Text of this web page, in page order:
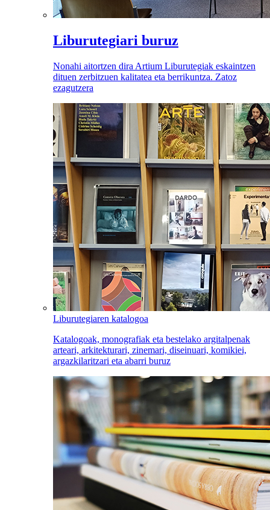
Liburutegiari buruz
Nonahi aitortzen dira Artium Liburutegiak eskaintzen
dituen zerbitzuen kalitatea eta berrikuntza. Zatoz
ezagutzera
Liburutegiaren katalogoa
Katalogoak, monografiak eta bestelako argitalpenak
arteari, arkitekturari, zinemari, diseinuari, komikiei,
argazkilaritzari eta abarri buruz